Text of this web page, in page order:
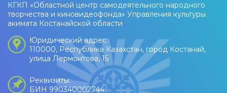
КГКП «Областной центр самодеятельного народного
творчества и киновидеофонда» Управления культуры
акимата Костанайской области
Юридический адрес:
110000, Республика Казахстан, город Костанай,
улица Лермонтова, 15
Реквизиты:
БИН 990340002744